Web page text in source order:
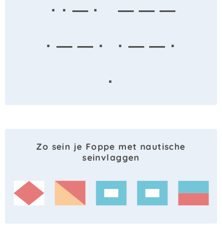
· · — ·
— — —
· — — ·
· — — ·
·
Zo sein je Foppe met nautische
seinvlaggen